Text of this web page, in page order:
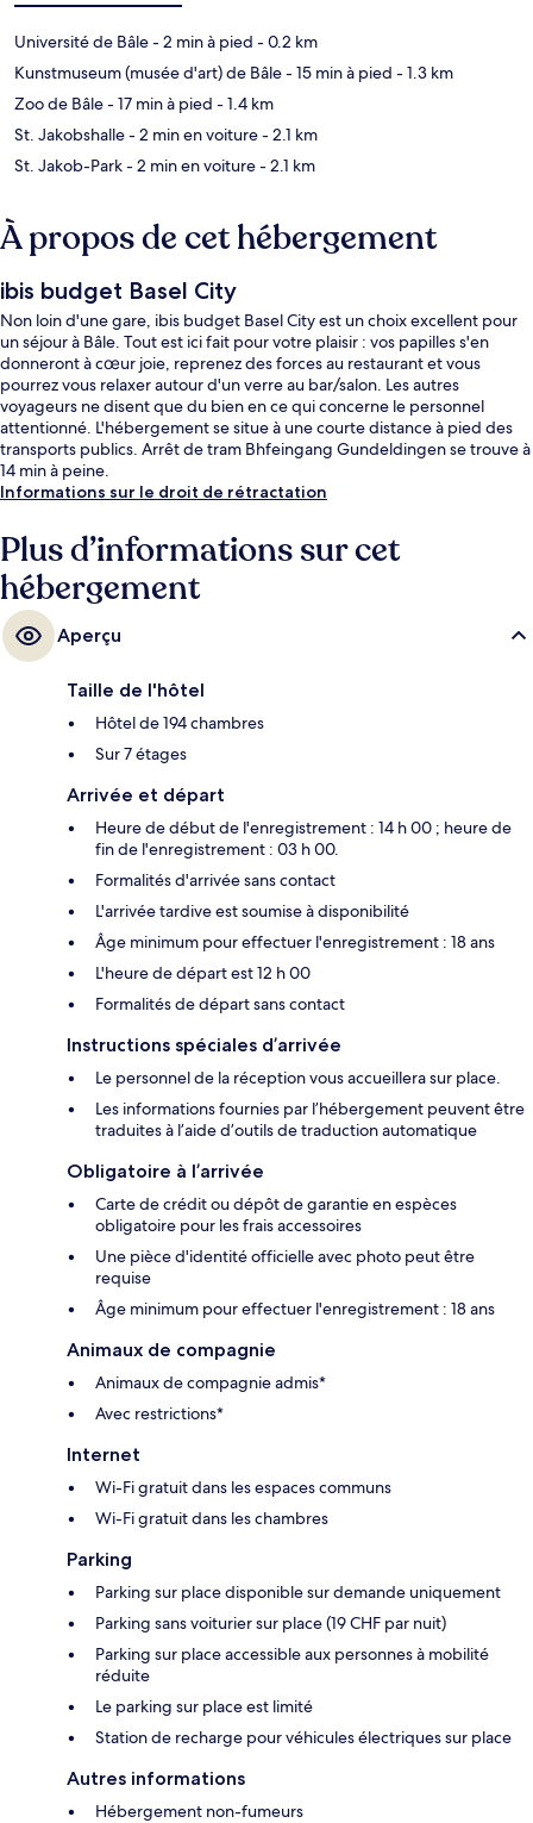
Université de Bâle- 2 min à pied - 0.2 km
Kunstmuseum (musée d'art) de Bâle- 15 min à pied - 1.3 km
Zoo de Bâle- 17 min à pied - 1.4 km
St. Jakobshalle- 2 min en voiture- 2.1 km
St. Jakob-Park- 2 min en voiture- 2.1 km
À propos de cet hébergement
ibis budget Basel City
Non loin d'une gare, ibis budget Basel City est un choix excellent pour
un séjour à Bâle. Tout est ici fait pour votre plaisir : vos papilles s'en
donneront à cœur joie, reprenez des forces au restaurant et vous
pourrez vous relaxer autour d'un verre au bar/salon. Les autres
voyageurs ne disent que du bien en ce qui concerne le personnel
attentionné. L'hébergement se situe à une courte distance à pied des
transports publics. Arrêt de tram Bhfeingang Gundeldingen se trouve à
14 min à peine.
Informations sur le droit de rétractation
Plus d’informations sur cet
hébergement
Aperçu
Taille de l'hôtel
Hôtel de 194 chambres
Sur 7 étages
Arrivée et départ
Heure de début de l'enregistrement : 14 h 00 ; heure de
fin de l'enregistrement : 03 h 00.
Formalités d'arrivée sans contact
L'arrivée tardive est soumise à disponibilité
Âge minimum pour effectuer l'enregistrement : 18 ans
L'heure de départ est 12 h 00
Formalités de départ sans contact
Instructions spéciales d’arrivée
Le personnel de la réception vous accueillera sur place.
Les informations fournies par l’hébergement peuvent être
traduites à l’aide d’outils de traduction automatique
Obligatoire à l’arrivée
Carte de crédit ou dépôt de garantie en espèces
obligatoire pour les frais accessoires
Une pièce d'identité officielle avec photo peut être
requise
Âge minimum pour effectuer l'enregistrement : 18 ans
Animaux de compagnie
Animaux de compagnie admis*
Avec restrictions*
Internet
Wi-Fi gratuit dans les espaces communs
Wi-Fi gratuit dans les chambres
Parking
Parking sur place disponible sur demande uniquement
Parking sans voiturier sur place (19 CHF par nuit)
Parking sur place accessible aux personnes à mobilité
réduite
Le parking sur place est limité
Station de recharge pour véhicules électriques sur place
Autres informations
Hébergement non-fumeurs